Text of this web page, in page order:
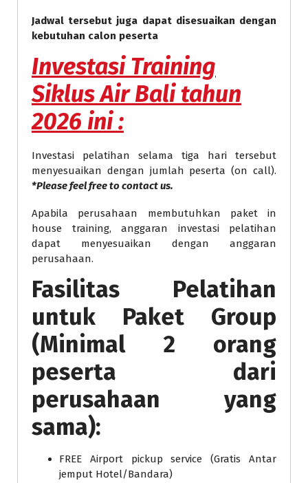
Jadwal tersebut juga dapat disesuaikan dengan
kebutuhan calon peserta
Investasi Training
Siklus Air Balitahun
2026 ini :
Investasi pelatihan selama tiga hari tersebut
menyesuaikan dengan jumlah peserta (on call).
*Please feel free to contact us.
Apabila perusahaan membutuhkan paket in
house training, anggaran investasi pelatihan
dapat menyesuaikan dengan anggaran
perusahaan.
Fasilitas Pelatihan
untuk Paket Group
(Minimal 2 orang
peserta dari
perusahaan yang
sama):
FREE Airport pickup service (Gratis Antar
jemput Hotel/Bandara)